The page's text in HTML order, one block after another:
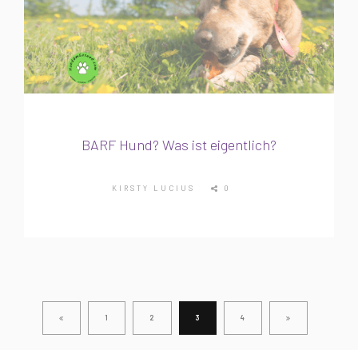
BARF Hund? Was ist eigentlich?
KIRSTY LUCIUS 0
1 2 3 4